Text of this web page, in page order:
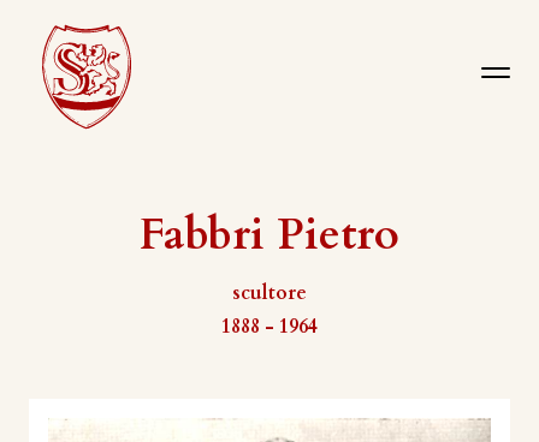
Fabbri Pietro
scultore
1888 - 1964